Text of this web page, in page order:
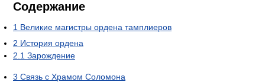
Содержание
1 Великие магистры ордена тамплиеров
2 История ордена
2.1 Зарождение
3 Связь с Храмом Соломона